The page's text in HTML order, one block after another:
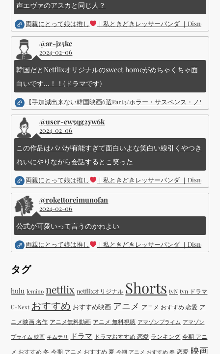
声エヴァのアスカと同じ人？
両親にとって娘は推し ｜私ときどきレッサーパンダ ｜Disney (
@ar-jz5kc
2024-02-06
韓国だとNetflixオリジナルのsweet homeがめちゃくちゃ面
白いです...！！(ドラマです)
【手加減出来ない韓国映画6選Part3/ホラー・サスペンス・ノワー
@user-ew5qg2yw6k
2024-02-06
この作品はパパが有能すぎて面白いよな笑白い線引くやつき
れいにやりながら会話するとこ笑った
両親にとって娘は推し ｜私ときどきレッサーパンダ ｜Disney (
@rokettoreimunofan
2024-02-06
公式が可愛いって言うのかわよい
両親にとって娘は推し ｜私ときどきレッサーパンダ ｜Disney (
タグ
hulu lemino netflix netflixオリジナル Shorts tvN tvn ドラマ
U-Next おすすめ おすすめ映画 アニメ アニメ おすすめ 恋愛 ア
ニメ映画 名作 アニメ無料動画 アニメ 無料視聴 アマゾンプライム アマゾン
プライム 映画 キムテリ ドラマ ドラマおすすめ 恋愛 ランキング 今期 アニ
メ おすすめ 冬 今期 アニメ おすすめ 夏 今期 アニメ おすすめ 春 恋愛 映画